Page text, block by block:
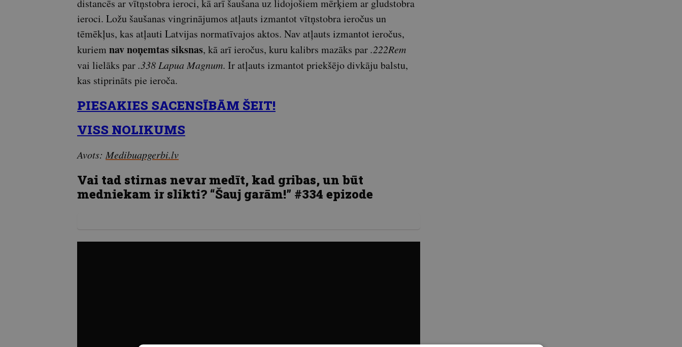
distancēs ar vītņstobra ieroci, kā arī šaušana uz lidojošiem mērķiem ar gludstobra
ieroci. Ložu šaušanas vingrinājumos atļauts izmantot vītņstobra ieročus un
tēmēkļus, kas atļauti Latvijas normatīvajos aktos. Nav atļauts izmantot ieročus,
kuriem nav noņemtas siksnas, kā arī ieročus, kuru kalibrs mazāks par.222Rem
vai lielāks par.338 Lapua Magnum. Ir atļauts izmantot priekšējo divkāju balstu,
kas stiprināts pie ieroča.
PIESAKIES SACENSĪBĀM ŠEIT!
VISS NOLIKUMS
Avots: Medibuapgerbi.lv
Vai tad stirnas nevar medīt, kad gribas, un būt
medniekam ir slikti? “Šauj garām!” #334 epizode